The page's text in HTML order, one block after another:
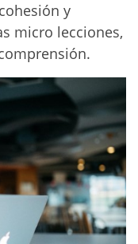
y
micro lecciones,